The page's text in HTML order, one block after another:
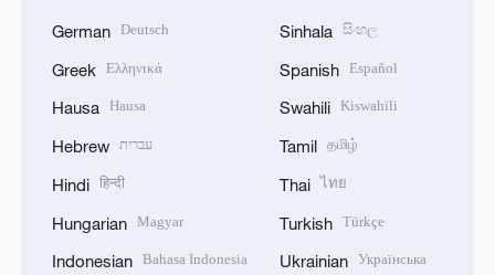
German Deutsch
Greek Ελληνικά
Hausa Hausa
Hebrew עברית
Hindi हिन्दी
Hungarian Magyar
Indonesian Bahasa Indonesia
Sinhala සිංහල
Spanish Español
Swahili Kiswahili
Tamil தமிழ்
Thai ไทย
Turkish Türkçe
Ukrainian Українська